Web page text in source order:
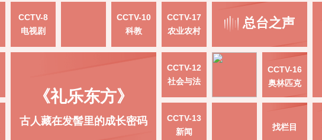
CCTV-8
电视剧
CCTV-10
科教
CCTV-17
农业农村
总台之声
《礼乐东方》
古人藏在发髻里的成长密码
CCTV-12
社会与法
CCTV-16
奥林匹克
CCTV-13
新闻
找栏目